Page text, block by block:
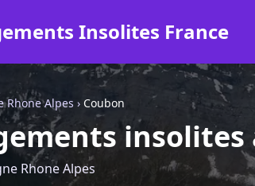
Insolites France
Rhone Alpes › Coubon
insolites
Rhone Alpes